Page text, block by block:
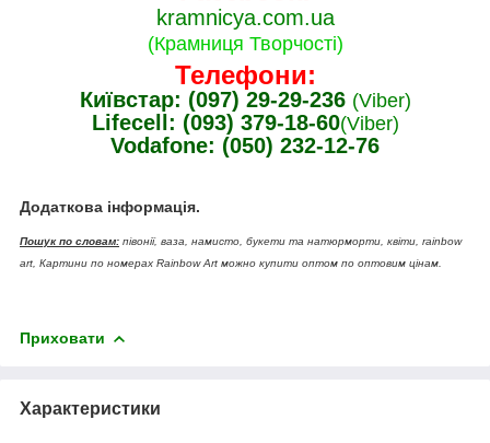
kramnicya.com.ua
(Крамниця Творчості)
Телефони:
Київстар: (097) 29-29-236 (Viber)
Lifecell: (093) 379-18-60(Viber)
Vodafone: (050) 232-12-76
Додаткова інформація.
Пошук по словам: півонії, ваза, намисто, букети та натюрморти, квіти, rainbow
art, Картини по номерах Rainbow Art можно купити оптом по оптовим цінам.
Приховати
Характеристики